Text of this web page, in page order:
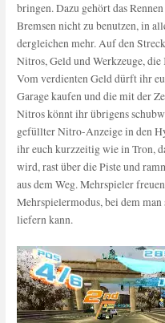
bringen. Dazu gehört das
Bremsen nicht zu benutzen, in
dergleichen mehr. Auf den
Nitros, Geld und Werkzeuge,
Vom verdienten Geld dürft ihr
Garage kaufen und die mit der
Nitros könnt ihr übrigens
gefüllter Nitro-Anzeige in den
ihr euch kurzzeitig wie in Tron,
wird, rast über die Piste und
aus dem Weg. Mehrspieler
Mehrspielermodus, bei dem
liefern kann.